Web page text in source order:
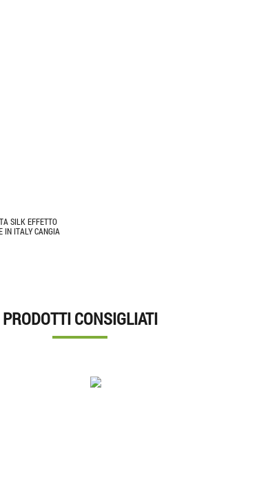
SILK EFFETTO
IN ITALY CANGIA
PRODOTTI CONSIGLIATI